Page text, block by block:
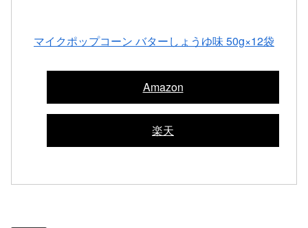
マイクポップコーン バターしょうゆ味 50g×12袋
Amazon
楽天